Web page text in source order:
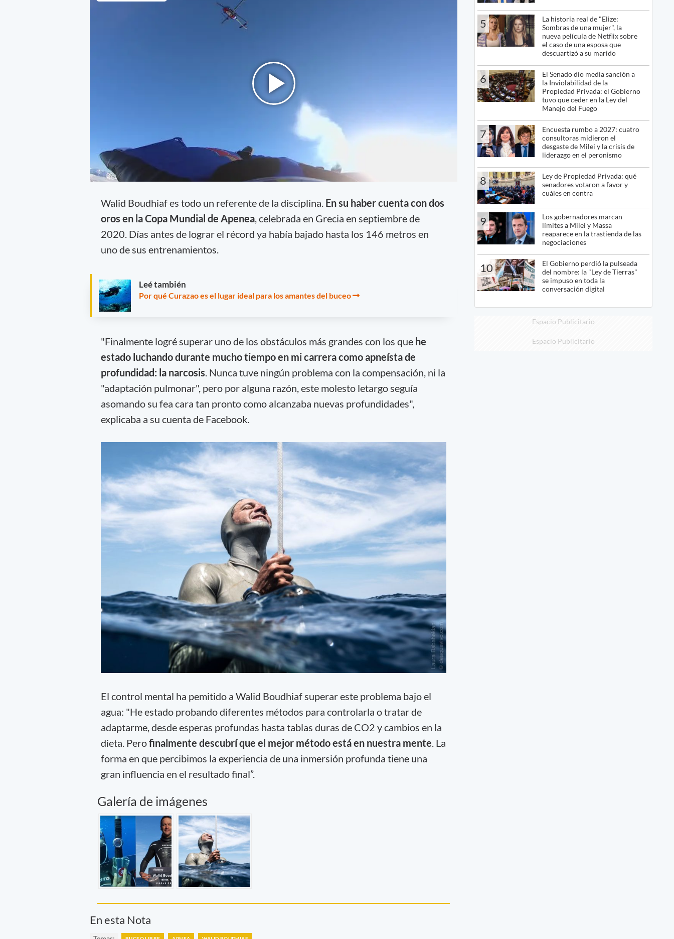
Walid Boudhiaf es todo un referente de la disciplina.En su haber cuenta con dos
oros en la Copa Mundial de Apenea, celebrada en Grecia en septiembre de
2020. Días antes de lograr el récord ya había bajado hasta los 146 metros en
uno de sus entrenamientos.
Leé también
Por qué Curazao es el lugar ideal para los amantes del buceo
"Finalmente logré superar uno de los obstáculos más grandes con los que he
estado luchando durante mucho tiempo en mi carrera como apneísta de
profundidad: la narcosis . Nunca tuve ningún problema con la compensación, ni la
"adaptación pulmonar", pero por alguna razón, este molesto letargo seguía
asomando su fea cara tan pronto como alcanzaba nuevas profundidades",
explicaba a su cuenta de Facebook.
El control mental ha pemitido a Walid Boudhiaf superar este problema bajo el
agua: "He estado probando diferentes métodos para controlarla o tratar de
adaptarme, desde esperas profundas hasta tablas duras de CO2 y cambios en la
dieta. Perofinalmente descubrí que el mejor método está en nuestra mente . La
forma en que percibimos la experiencia de una inmersión profunda tiene una
gran influencia en el resultado final”.
Galería de imágenes
En esta Nota
5
La historia real de "Elize:
Sombras de una mujer", la
nueva película de Netflix sobre
el caso de una esposa que
descuartizó a su marido
6
El Senado dio media sanción a
la Inviolabilidad de la
Propiedad Privada: el Gobierno
tuvo que ceder en la Ley del
Manejo del Fuego
7
Encuesta rumbo a 2027: cuatro
consultoras midieron el
desgaste de Milei y la crisis de
liderazgo en el peronismo
8
Ley de Propiedad Privada: qué
senadores votaron a favor y
cuáles en contra
9
Los gobernadores marcan
límites a Milei y Massa
reaparece en la trastienda de las
negociaciones
10
El Gobierno perdió la pulseada
del nombre: la "Ley de Tierras"
se impuso en toda la
conversación digital
Espacio Publicitario
Espacio Publicitario